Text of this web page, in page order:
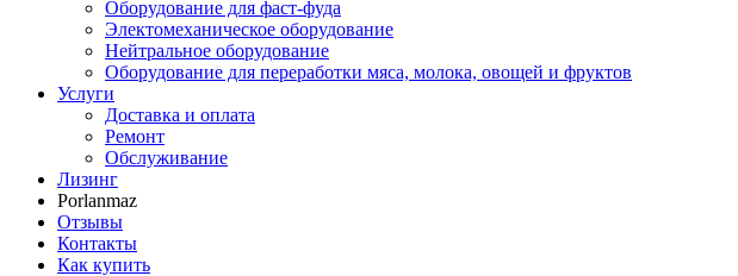
Оборудование для фаст-фуда
Электомеханическое оборудование
Нейтральное оборудование
Оборудование для переработки мяса, молока, овощей и фруктов
Услуги
Доставка и оплата
Ремонт
Обслуживание
Лизинг
Porlanmaz
Отзывы
Контакты
Как купить